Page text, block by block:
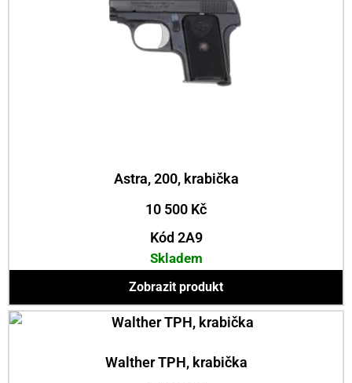
Astra, 200, krabička
10 500 Kč
Kód 2A9
Skladem
Zobrazit produkt
Walther TPH, krabička